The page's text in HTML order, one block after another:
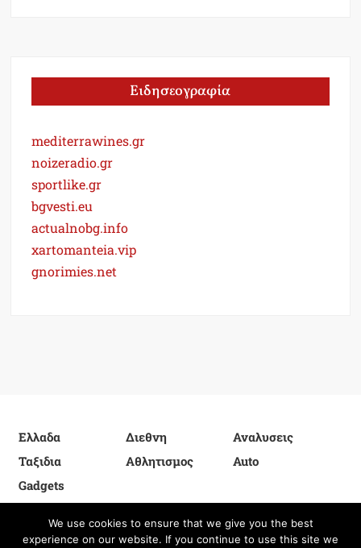
Ειδησεογραφία
mediterrawines.gr
noizeradio.gr
sportlike.gr
bgvesti.eu
actualnobg.info
xartomanteia.vip
gnorimies.net
Ελλαδα Διεθνη
Αναλυσεις
Ταξιδια
Αθλητισμος
Auto
Gadgets
Proudly powered by WordPress|Theme: FreeNews|By
We use cookies to ensure that we give you the best
experience on our website. If you continue to use this site we